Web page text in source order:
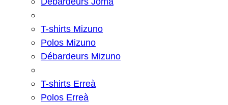
T-shirts Mizuno
Polos Mizuno
Débardeurs Mizuno
T-shirts Erreà
Polos Erreà